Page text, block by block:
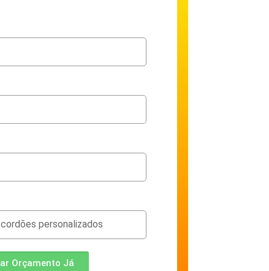
Orçamento Já